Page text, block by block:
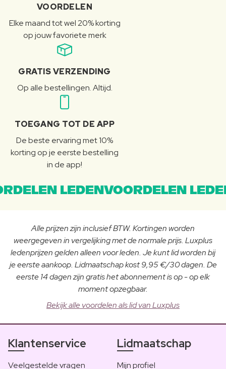
VOORDELEN
Elke maand tot wel 20% korting
op jouw favoriete merk
GRATIS VERZENDING
Op alle bestellingen. Altijd.
TOEGANG TOT DE APP
De beste ervaring met 10%
korting op je eerste bestelling
in de app!
LEDENVOORDELEN
Alle prijzen zijn inclusief BTW. Kortingen worden
weergegeven in vergelijking met de normale prijs. Luxplus
ledenprijzen gelden alleen voor leden. Je kunt lid worden bij
je eerste aankoop. Lidmaatschap kost 9,95 €/30 dagen. De
eerste 14 dagen zijn gratis het abonnement is op - op elk
moment opzegbaar.
Bekijk alle voordelen als lid van Luxplus
Klantenservice
Veelgestelde vragen
Lidmaatschap
Mijn profiel